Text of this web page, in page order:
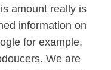
amount really is
information on
for example,
We are